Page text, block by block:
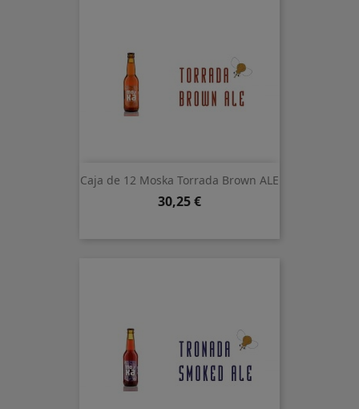
Caja de 12 Moska Torrada Brown ALE
Precio
30,25 €